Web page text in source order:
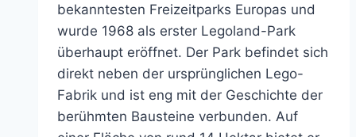
bekanntesten Freizeitparks Europas und
wurde 1968 als erster Legoland-Park
überhaupt eröffnet. Der Park befindet sich
direkt neben der ursprünglichen Lego-
Fabrik und ist eng mit der Geschichte der
berühmten Bausteine verbunden. Auf